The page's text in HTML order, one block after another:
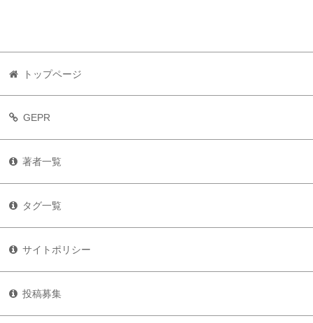
トップページ
GEPR
著者一覧
タグ一覧
サイトポリシー
投稿募集